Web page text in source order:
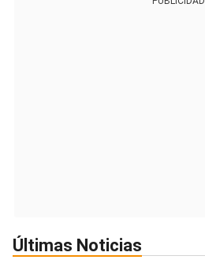
Últimas Noticias